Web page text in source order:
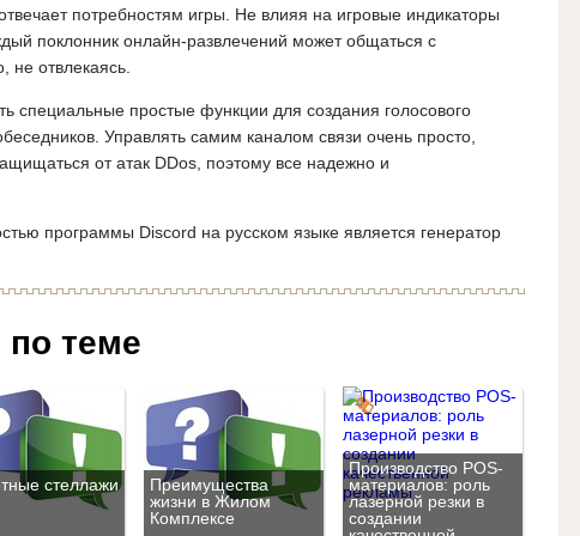
потребностям игры. Не влияя на игровые индикаторы
поклонник онлайн-развлечений может общаться с
отвлекаясь.
специальные простые функции для создания голосового
Управлять самим каналом связи очень просто,
от атак DDos, поэтому все надежно и
программы Discord на русском языке является генератор
по теме
стеллажи
Преимущества
жизни в Жилом
Комплексе
Производство POS-
материалов: роль
лазерной резки в
создании